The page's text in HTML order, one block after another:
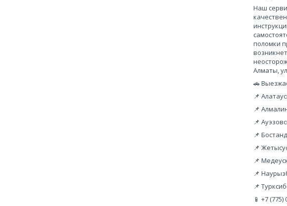
Наш
поломки
Алматы,
🚗
📌
📌
📌
📌
📌
📌
📌
📌
📱 +7 (775)